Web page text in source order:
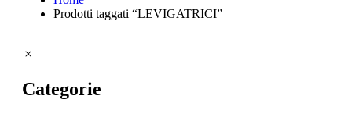
Prodotti taggati “LEVIGATRICI”
Categorie